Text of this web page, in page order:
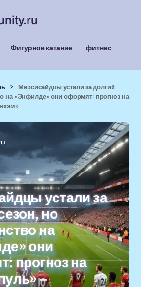
Фигурное катание
фитнес
Мерсисайдцы устали за долгий
на «Энфилде» они оформят: прогноз на
устали за
но
на
они
прогноз на
–